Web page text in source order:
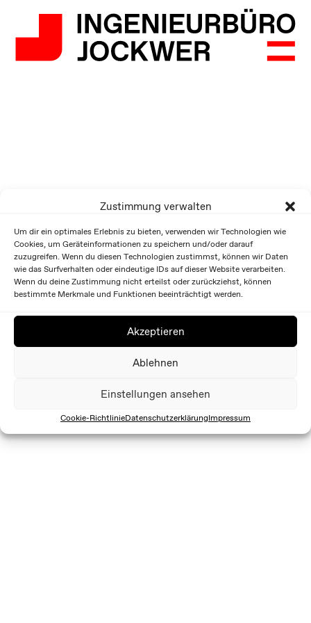
Zustimmung verwalten
Um dir ein optimales Erlebnis zu bieten, verwenden wir Technologien wie
Cookies, um Geräteinformationen zu speichern und/oder darauf
zuzugreifen. Wenn du diesen Technologien zustimmst, können wir Daten
wie das Surfverhalten oder eindeutige IDs auf dieser Website verarbeiten.
Wenn du deine Zustimmung nicht erteilst oder zurückziehst, können
bestimmte Merkmale und Funktionen beeinträchtigt werden.
Akzeptieren
Ablehnen
Einstellungen ansehen
Cookie-RichtlinieDatenschutzerklärungImpressum